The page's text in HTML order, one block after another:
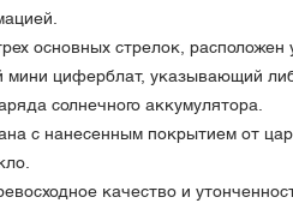
основных стрелок, расположен
мини циферблат, указывающий
солнечного аккумулятора.
с нанесенным покрытием от
качество и